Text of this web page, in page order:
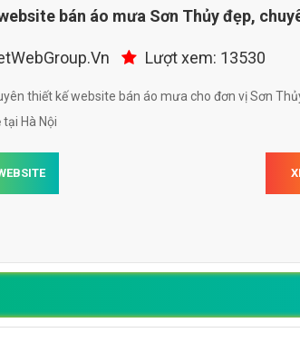
bán áo mưa Sơn Thủy đẹp,
Lượt xem: 13530
thiết kế website bán áo mưa cho đơn vị Sơn
tại Hà Nội